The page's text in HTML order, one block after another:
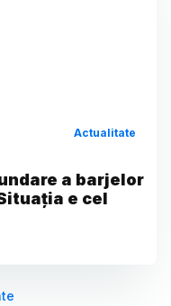
Actualitate
a barjelor
e cel